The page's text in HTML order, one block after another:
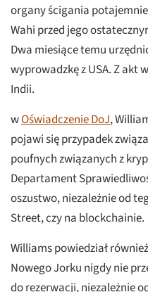
organy ścigania
Wahi przed jego
Dwa miesiące temu
wyprowadzkę z USA. Z akt
Indii.
wOświadczenie DoJ,
pojawi się przypadek
poufnych związanych z
Departament
oszustwo, niezależnie od
Street, czy na blockchainie.
Williams powiedział
Nowego Jorku nigdy nie
do rezerwacji, niezależnie